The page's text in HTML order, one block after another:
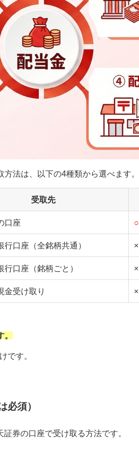
法は、以下の4種類から選べます。
受取先
口座 ○
行口座（全銘柄共通） ×
行口座（銘柄ごと） ×
金受け取り ×
です。
必須）
証券の口座で受け取る方法です。